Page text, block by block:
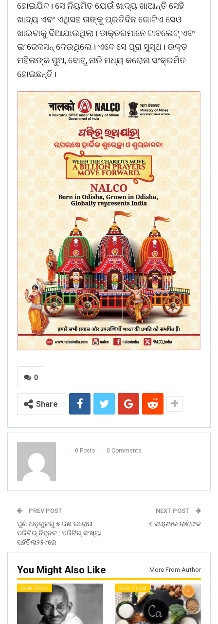
ହୋଇଯିବ। ସେ ନିୟମିତ ‌ଯେଉଁ ଖାଦ୍ୟ ଖାଆନ୍ତି ସେହି
ଖାଦ୍ୟ ଏବଂ ଏଥିସହ ତାଙ୍କୁ ପ୍ରତିଦିନ ଗୋଟିଏ ସେଓ
ଖାଇବାକୁ ଦିଆଯାଉଥିଲା। ଡାକ୍ତରମାନେ ଟାବଲେଟ୍‌ ଏବଂ
ଇଂଜେକସନ୍‌ ଦେଉଥିଲେ। ଏବେ ସେ ପୂରା ସୁସ୍ଥ। ଉକ୍ତ
ମହିଳାଙ୍କ ପୁଅ, ‌ବୋହୂ, ନାତି ମଧ୍ୟ କରୋନା ସଂକ୍ରମିତ
ହୋଇଛନ୍ତି।
0
Share
0 Posts 0 Comments
PREV POST
ପୁଣି ଅନୁଗୁଳରୁ ୫ ଜଣ କରୋନା
ପଜିଟିଭ୍ ଚିହ୍ନଟ : ପଜିଟିଭ୍ ସଂଖ୍ୟା
ପହଁଚିଲା୨୫୯ରେ
NEXT POST
ଏ ସପ୍ତାହର ରାଶିଫଳ
You Might Also Like More From Author
ଦେଶ- ବିଦେଶ ଦେଶ- ବିଦେଶ